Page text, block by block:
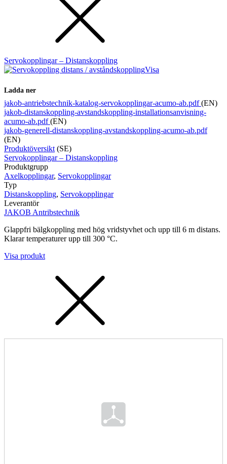
Servokopplingar – Distanskoppling
Visa
Ladda ner
jakob-antriebstechnik-katalog-servokopplingar-acumo-ab.pdf(EN)
jakob-distanskoppling-avstandskoppling-installationsanvisning-
acumo-ab.pdf(EN)
jakob-generell-distanskoppling-avstandskoppling-acumo-ab.pdf
(EN)
Produktöversikt (SE)
Servokopplingar – Distanskoppling
Produktgrupp
Axelkopplingar, Servokopplingar
Typ
Distanskoppling, Servokopplingar
Leverantör
JAKOB Antribstechnik
Glappfri bälgkoppling med hög vridstyvhet och upp till 6 m distans.
Klarar temperaturer upp till 300 °C.
Visa produkt